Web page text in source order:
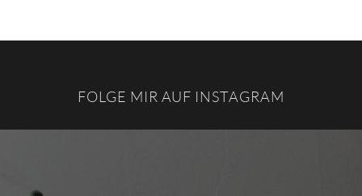
FOLGE MIR AUF INSTAGRAM